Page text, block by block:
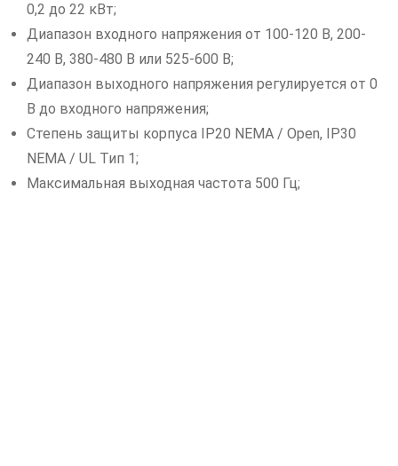
0,2 до 22 кВт;
Диапазон входного напряжения от 100-120 В, 200-
240 В, 380-480 В или 525-600 В;
Диапазон выходного напряжения регулируется от 0
В до входного напряжения;
Степень защиты корпуса IP20 NEMA / Open, IP30
NEMA / UL Тип 1;
Максимальная выходная частота 500 Гц;